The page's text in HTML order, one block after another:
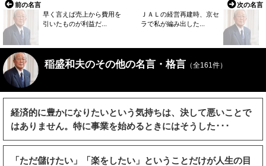
前の名言
早く言えば売上から費用を
引いたものが利益だ...
次の名言
ＪＡＬの経営再建時、京セ
ラで私が編み出した...
稲盛和夫のその他の名言・格言 （全161件）
経済的に豊かになりたいという気持ちは、決して悪いことで
はありません。特に事業を始めるときにはそうした･･･
「ただ儲けたい」「楽をしたい」ということだけが人生の目